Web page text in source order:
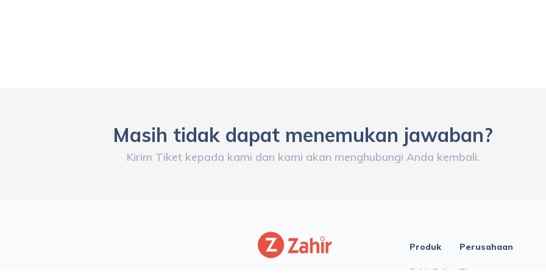
Masih tidak dapat menemukan jawaban?
Kirim Tiket kepada kami dan kami akan menghubungi Anda kembali.
Produk Perusahaan